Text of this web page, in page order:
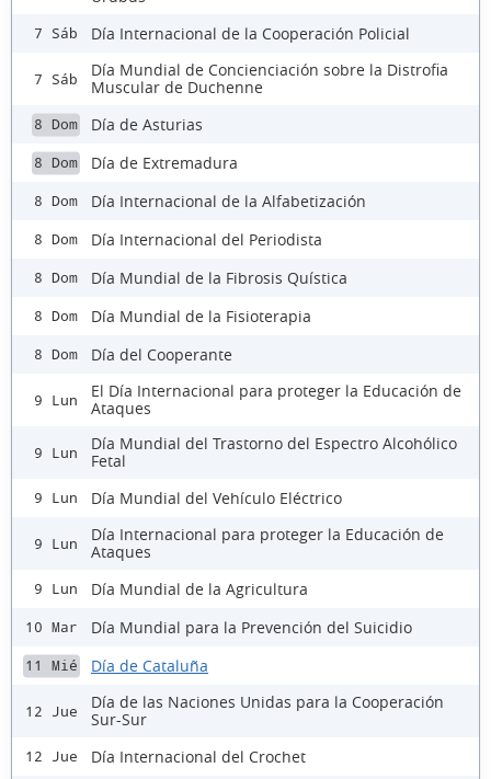
7 Sáb Día Internacional de la Cooperación Policial
7 Sáb
Día Mundial de Concienciación sobre la Distrofia
Muscular de Duchenne
8 Dom Día de Asturias
8 Dom Día de Extremadura
8 Dom Día Internacional de la Alfabetización
8 Dom Día Internacional del Periodista
8 Dom Día Mundial de la Fibrosis Quística
8 Dom Día Mundial de la Fisioterapia
8 Dom Día del Cooperante
9 Lun
El Día Internacional para proteger la Educación de
Ataques
9 Lun
Día Mundial del Trastorno del Espectro Alcohólico
Fetal
9 Lun Día Mundial del Vehículo Eléctrico
9 Lun
Día Internacional para proteger la Educación de
Ataques
9 Lun Día Mundial de la Agricultura
10 Mar Día Mundial para la Prevención del Suicidio
11 Mié Día de Cataluña
12 Jue
Día de las Naciones Unidas para la Cooperación
Sur-Sur
12 Jue Día Internacional del Crochet